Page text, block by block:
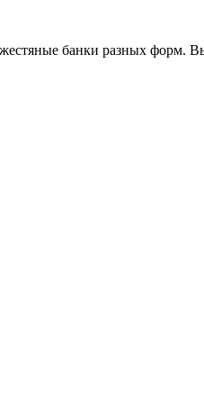
банки разных форм.